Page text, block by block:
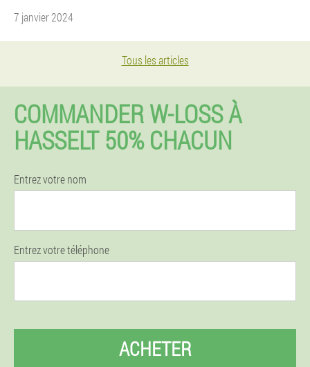
7 janvier 2024
Tous les articles
COMMANDER W-LOSS À
HASSELT 50% CHACUN
Entrez votre nom
Entrez votre téléphone
ACHETER